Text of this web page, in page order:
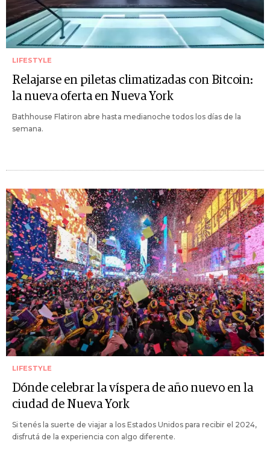
LIFESTYLE
Relajarse en piletas climatizadas con Bitcoin:
la nueva oferta en Nueva York
Bathhouse Flatiron abre hasta medianoche todos los días de la
semana.
LIFESTYLE
Dónde celebrar la víspera de año nuevo en la
ciudad de Nueva York
Si tenés la suerte de viajar a los Estados Unidos para recibir el 2024,
disfrutá de la experiencia con algo diferente.